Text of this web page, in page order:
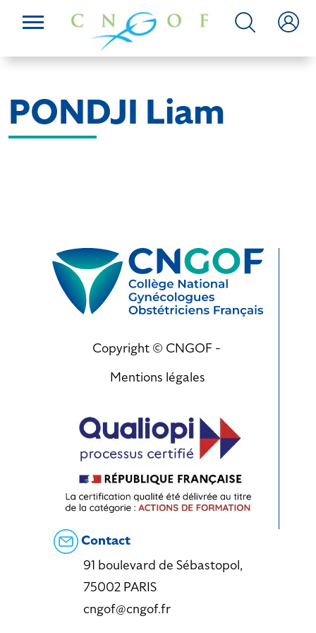
PONDJI Liam
Copyright © CNGOF -
Mentions légales
Contact
91 boulevard de Sébastopol,
75002 PARIS
cngof@cngof.fr